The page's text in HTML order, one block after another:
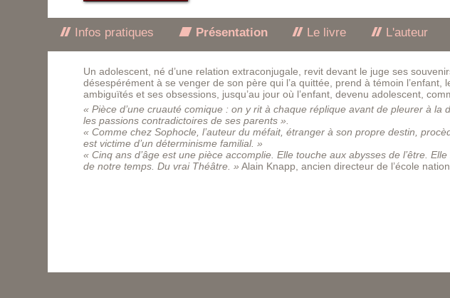
Infos pratiques Présentation Le livre L'auteur
Un adolescent, né d’une relation extraconjugale, revit devant le juge ses
désespérément à se venger de son père qui l’a quittée, prend à témoin
ambiguïtés et ses obsessions, jusqu’au jour où l’enfant, devenu adolescent,
« Pièce d’une cruauté comique : on y rit à chaque réplique avant de pleurer à la
les passions contradictoires de ses parents ».
« Comme chez Sophocle, l’auteur du méfait, étranger à son propre destin,
est victime d’un déterminisme familial. »
« Cinq ans d’âge est une pièce accomplie. Elle touche aux abysses de l’être.
de notre temps. Du vrai Théâtre. » Alain Knapp, ancien directeur de l’école